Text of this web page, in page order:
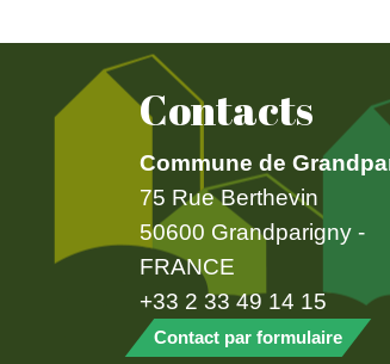
Contacts
Commune de
75 Rue Berthevin
50600 Grandparigny -
FRANCE
+33 2 33 49 14 15
Contact par formulaire